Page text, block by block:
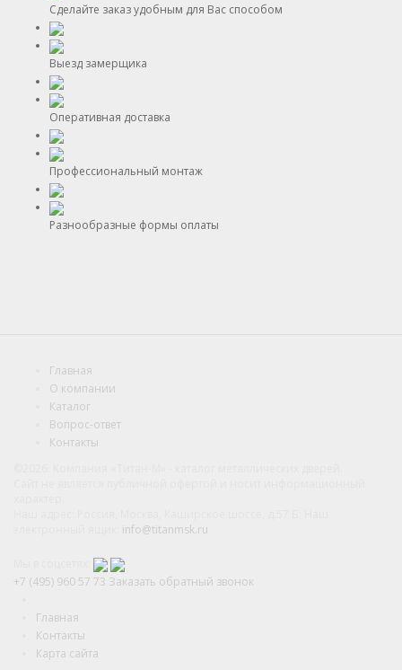
Сделайте заказ удобным для Вас способом
Выезд замерщика
Оперативная доставка
Профессиональный монтаж
Разнообразные формы оплаты
Главная
О компании
Каталог
Вопрос-ответ
Контакты
info@titanmsk.ru
+7 (495) 960 57 73 Заказать обратный звонок
Главная
Контакты
Карта сайта